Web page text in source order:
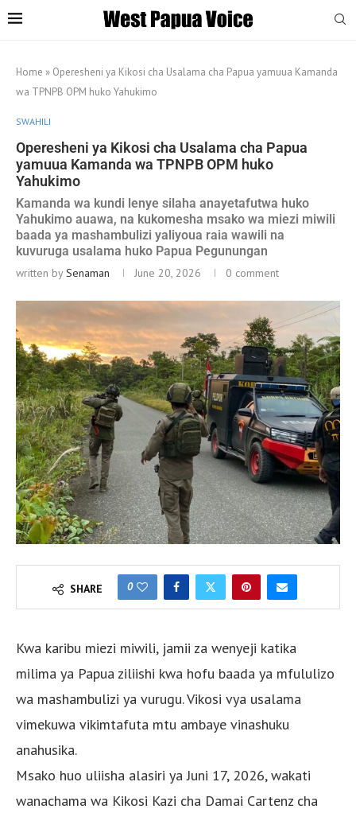
Home » Operesheni ya Kikosi cha Usalama cha Papua yamuua Kamanda
wa TPNPB OPM huko Yahukimo
SWAHILI
Operesheni ya Kikosi cha Usalama cha Papua
yamuua Kamanda wa TPNPB OPM huko
Yahukimo
Kamanda wa kundi lenye silaha anayetafutwa huko
Yahukimo auawa, na kukomesha msako wa miezi miwili
baada ya mashambulizi yaliyoua raia wawili na
kuvuruga usalama huko Papua Pegunungan
written bySenaman June 20, 2026 0 comment
SHARE 0
Kwa karibu miezi miwili, jamii za wenyeji katika
milima ya Papua ziliishi kwa hofu baada ya mfululizo
wa mashambulizi ya vurugu. Vikosi vya usalama
vimekuwa vikimtafuta mtu ambaye vinashuku
anahusika.
Msako huo uliisha alasiri ya Juni 17, 2026, wakati
wanachama wa Kikosi Kazi cha Damai Cartenz cha